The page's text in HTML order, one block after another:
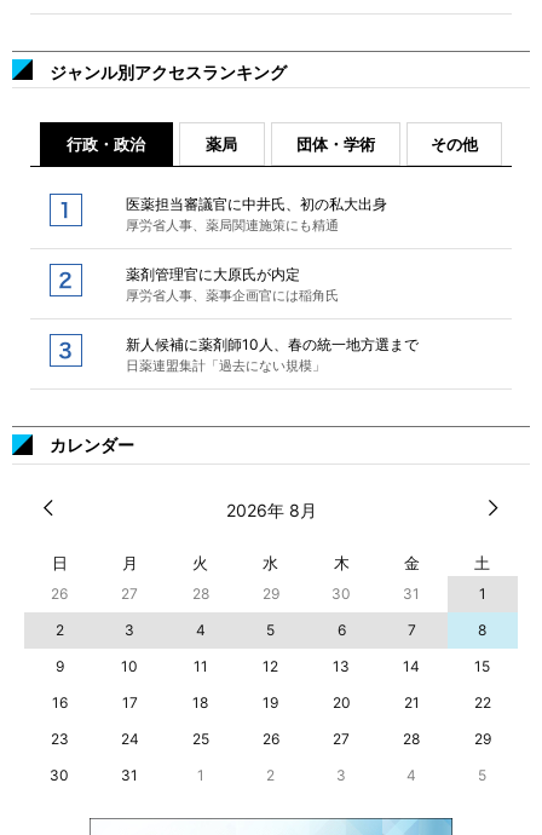
ジャンル別アクセスランキング
行政・政治 薬局 団体・学術 その他
医薬担当審議官に中井氏、初の私大出身
厚労省人事、薬局関連施策にも精通
薬剤管理官に大原氏が内定
厚労省人事、薬事企画官には稲角氏
新人候補に薬剤師10人、春の統一地方選まで
日薬連盟集計「過去にない規模」
カレンダー
2026年 8月
日 月 火 水 木 金 土
26 27 28 29 30 31
1
2
3 4 5 6 7
8
9
10 11 12 13 14
15
16
17 18 19 20 21
22
23
24 25 26 27 28
29
30
31 1 2 3 4 5